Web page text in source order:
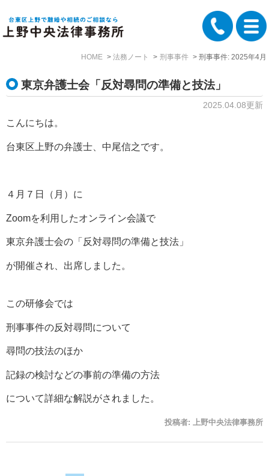
HOME 法務ノート 刑事事件 刑事事件: 2025年4月
東京弁護士会「反対尋問の準備と技法」
2025.04.08更新
こんにちは。
台東区上野の弁護士、中尾信之です。
４月７日（月）に
Zoomを利用したオンライン会議で
東京弁護士会の「反対尋問の準備と技法」
が開催され、出席しました。
この研修会では
刑事事件の反対尋問について
尋問の技法のほか
記録の検討などの事前の準備の方法
について詳細な解説がされました。
投稿者: 上野中央法律事務所